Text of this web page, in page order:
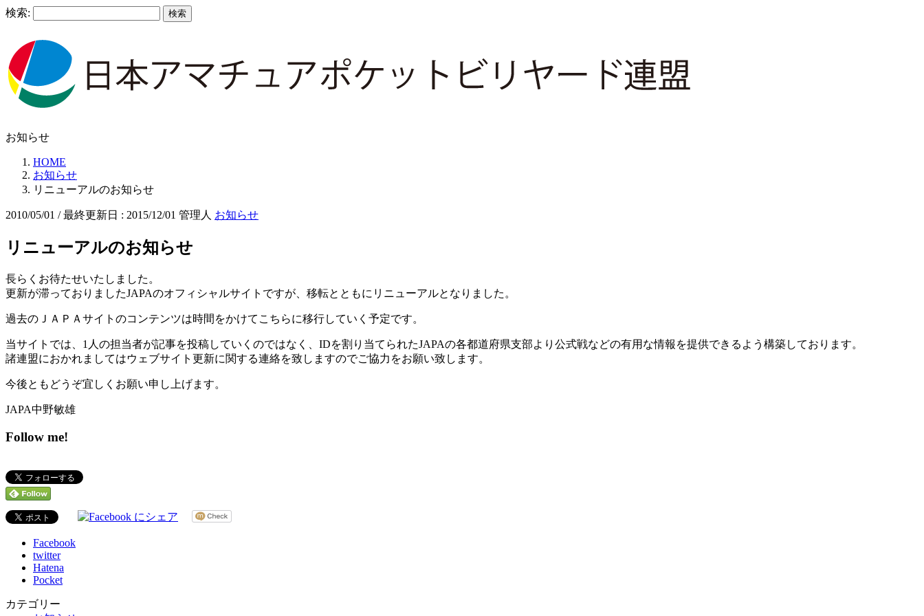
検索:
お知らせ
HOME
お知らせ
リニューアルのお知らせ
2010/05/01 / 最終更新日 : 2015/12/01 管理人 お知らせ
リニューアルのお知らせ
長らくお待たせいたしました。
更新が滞っておりましたJAPAのオフィシャルサイトですが、移転とともにリニューアルとなりました。
過去のＪＡＰＡサイトのコンテンツは時間をかけてこちらに移行していく予定です。
当サイトでは、1人の担当者が記事を投稿していくのではなく、IDを割り当てられたJAPAの各都道府県支部より公式戦などの有用な情報を提供できるよう構築しております。
諸連盟におかれましてはウェブサイト更新に関する連絡を致しますのでご協力をお願い致します。
今後ともどうぞ宜しくお願い申し上げます。
JAPA中野敏雄
Follow me!
Facebook
twitter
Hatena
Pocket
カテゴリー